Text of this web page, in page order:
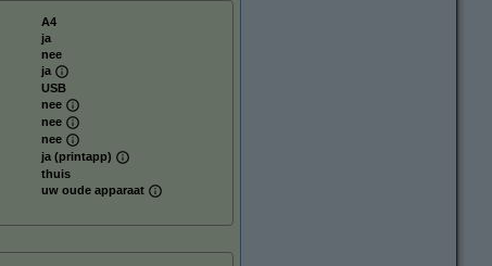
A4
ja
nee
ja
USB
nee
nee
nee
ja (printapp)
thuis
uw oude apparaat